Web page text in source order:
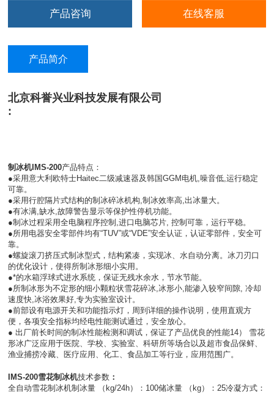
产品咨询 在线客服
产品简介
北京科誉兴业科技发展有限公司
:
制冰机IMS-200产品特点：
●采用意大利欧特士Haitec二级减速器及韩国GGM电机,噪音低,运行稳定
可靠。
●采用行腔隔片式结构的制冰碎冰机构,制冰效率高,出冰量大。
●有冰满,缺水,故障警告显示等保护性停机功能。
●制冰过程采用全电脑程序控制,进口电脑芯片, 控制可靠，运行平稳。
●所用电器安全零部件均有“TUV”或“VDE”安全认证，认证零部件，安全可
靠。
●螺旋滚刀挤压式制冰型式，结构紧凑，实现冰、水自动分离。冰刀刃口
的优化设计，使得所制冰形细小实用。
●*的水箱浮球式进水系统，保证无残水余水，节水节能。
●所制冰形为不定形的细小颗粒状雪花碎冰,冰形小,能渗入较窄间隙, 冷却
速度快,冰浴效果好,专为实验室设计。
●前部设有电源开关和功能指示灯，周到详细的操作说明，使用直观方
便，各项安全指标均经电性能测试通过，安全放心。
● 出厂前长时间的制冰性能检测和调试，保证了产品优良的性能14） 雪花
形冰广泛应用于医院、学校、实验室、科研所等场合以及超市食品保鲜、
渔业捕捞冷藏、医疗应用、化工、食品加工等行业，应用范围广。
IMS-200雪花制冰机技术参数 ：
全自动雪花制冰机制冰量 （kg/24h）：100储冰量 （kg）：25冷凝方式：